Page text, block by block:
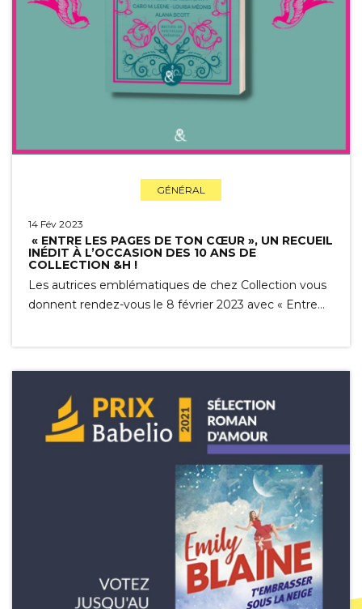
GÉNÉRAL
14 Fév 2023
« ENTRE LES PAGES DE TON CŒUR », UN RECUEIL
INÉDIT À L’OCCASION DES 10 ANS DE
COLLECTION &H !
Les autrices emblématiques de chez Collection vous
donnent rendez-vous le 8 février 2023 avec « Entre…